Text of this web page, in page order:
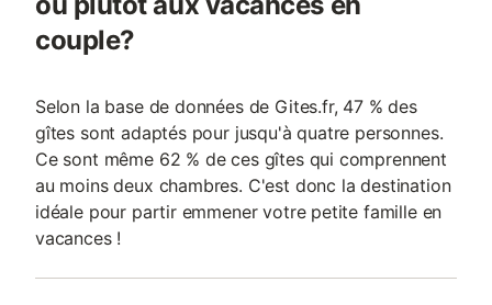
couple?
Selon la base de données de Gites.fr, 47 % des
gîtes sont adaptés pour jusqu'à quatre personnes.
Ce sont même 62 % de ces gîtes qui comprennent
au moins deux chambres. C'est donc la destination
idéale pour partir emmener votre petite famille en
vacances !